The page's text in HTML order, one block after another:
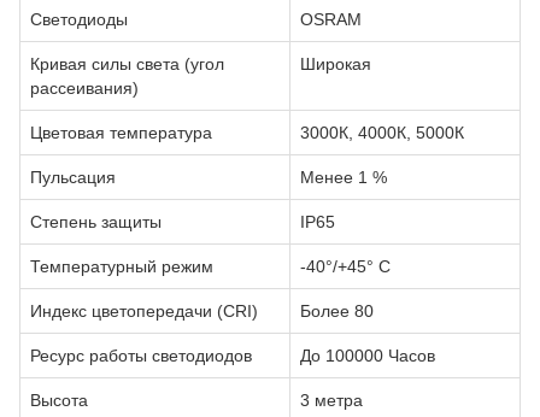
Светодиоды OSRAM
Кривая силы света (угол
рассеивания)
Широкая
Цветовая температура 3000К, 4000К, 5000К
Пульсация Менее 1 %
Степень защиты IP65
Температурный режим -40°/+45° С
Индекс цветопередачи (CRI) Более 80
Ресурс работы светодиодов До 100000 Часов
Высота 3 метра